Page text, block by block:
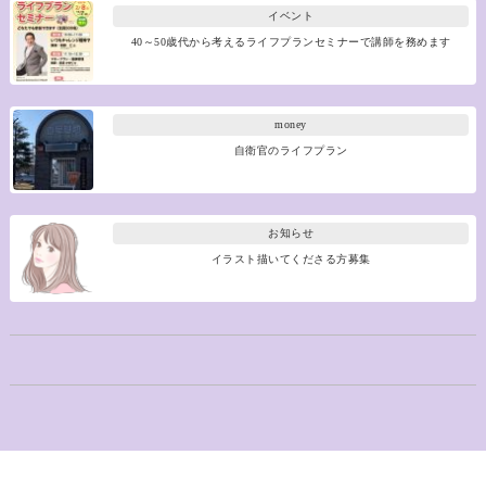
イベント
40～50歳代から考えるライフプランセミナーで講師を務めます
money
自衛官のライフプラン
お知らせ
イラスト描いてくださる方募集